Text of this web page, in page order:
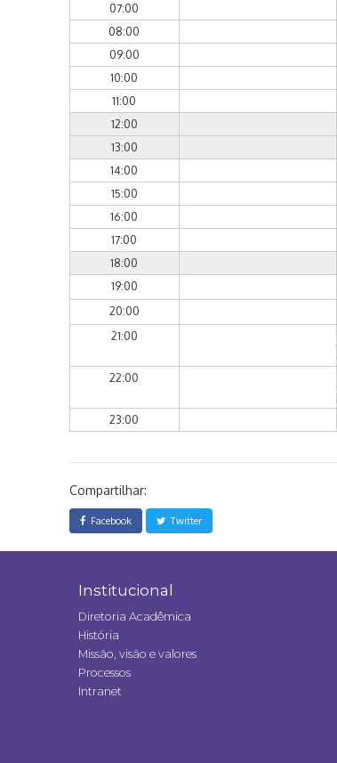
07:00
08:00
09:00
10:00
11:00
12:00
13:00
14:00
15:00
16:00
17:00
18:00
19:00
20:00
21:00
22:00
23:00
Compartilhar:
Facebook Twitter
Institucional
Diretoria Acadêmica
História
Missão, visão e valores
Processos
Intranet